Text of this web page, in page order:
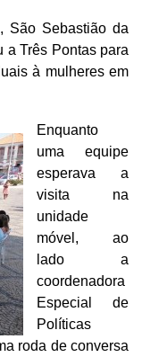
São Sebastião da
a Três Pontas para
à mulheres em
Enquanto
uma equipe
esperava a
visita na
unidade
móvel, ao
lado a
coordenadora
Especial de
Políticas
roda de conversa